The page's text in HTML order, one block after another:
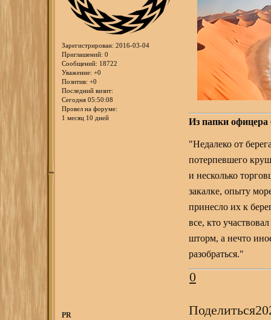
Зарегистрирован: 2016-03-04
Приглашений: 0
Сообщений: 18722
Уважение: +0
Позитив: +0
Последний визит:
Сегодня 05:50:08
Провел на форуме:
1 месяц 10 дней
Из папки офицера
"Недалеко от
потерпевшего
и несколько
закалке, опыту
принесло их к
все, кто
шторм, а нечто
разобраться."
0
Поделиться
PR